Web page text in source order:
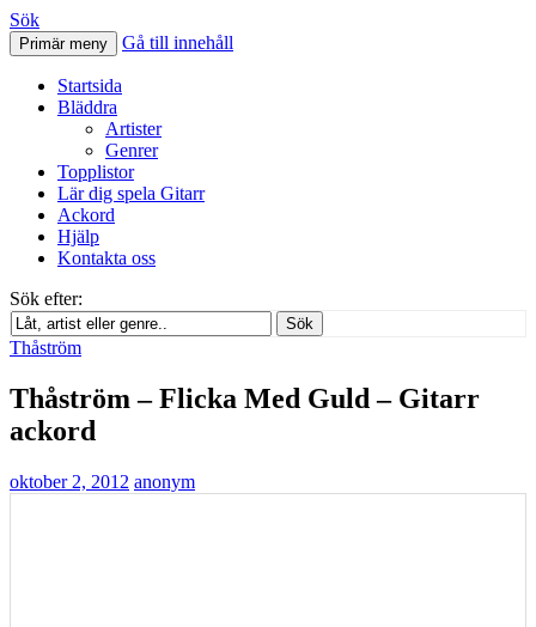
Svenskatabs.se
Sök
Primär meny Gå till innehåll
Startsida
Bläddra
Artister
Genrer
Topplistor
Lär dig spela Gitarr
Ackord
Hjälp
Kontakta oss
Sök efter:
Sök
Thåström
Thåström – Flicka Med Guld – Gitarr
ackord
oktober 2, 2012 anonym